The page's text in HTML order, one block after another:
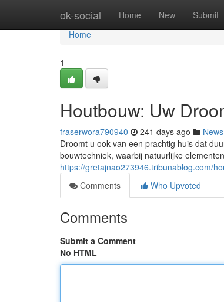
ok-social Home New Submit
Home
Home
1
Houtbouw: Uw
fraserwora790940 241 days ago News
Droomt u ook van een prachtig huis dat
bouwtechniek, waarbij natuurlijke
https://gretajnao273946.tribunablog.com/
Comments
Who Upvoted
Comments
Submit a Comment
No HTML